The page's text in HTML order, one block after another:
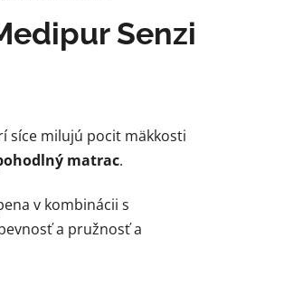
Senzi
síce milujú pocit mäkkosti
matrac.
v kombinácii s
a pružnosť a